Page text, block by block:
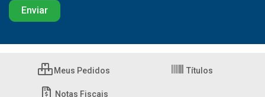
Meus Pedidos Títulos
Notas Fiscais